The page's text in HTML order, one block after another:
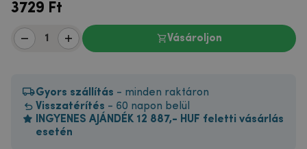
3729 Ft
Vásároljon
Gyors szállítás - minden raktáron
Visszatérítés - 60 napon belül
INGYENES AJÁNDÉK 12 887,- HUF feletti vásárlás
esetén